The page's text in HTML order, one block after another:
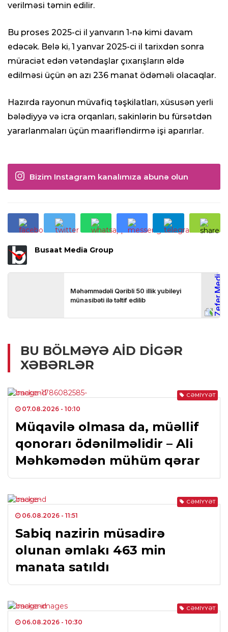
verilməsi təmin edilir.
Bu proses 2025-ci il yanvarın 1-nə kimi davam
edəcək. Belə ki, 1 yanvar 2025-ci il tarixdən sonra
müraciət edən vətəndaşlar çıxarışların əldə
edilməsi üçün ən azı 236 manat ödəməli olacaqlar.
Hazırda rayonun müvafiq təşkilatları, xüsusən yerli
bələdiyyə və icra orqanları, sakinlərin bu fürsətdən
yararlanmaları üçün maarifləndirmə işi aparırlar.
Bizim Instagram kanalımıza abunə olun
Busaat Media Group
BU BÖLMƏYƏ AID DIGƏR
XƏBƏRLƏR
CƏMIYYƏT
07.08.2026 - 10:10
Müqavilə olmasa da, müəllif
qonorarı ödənilməlidir – Ali
Məhkəmədən mühüm qərar
CƏMIYYƏT
06.08.2026 - 11:51
Sabiq nazirin müsadirə
olunan əmlakı 463 min
manata satıldı
CƏMIYYƏT
06.08.2026 - 10:30